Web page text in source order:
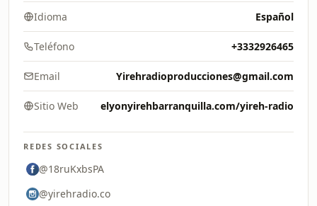
Idioma Español
Teléfono +3332926465
Email Yirehradioproducciones@gmail.com
Sitio Web elyonyirehbarranquilla.com/yireh-radio
REDES SOCIALES
@18ruKxbsPA
@yirehradio.co